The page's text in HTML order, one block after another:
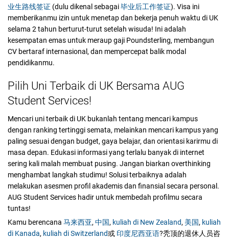
业生路线签证 (dulu dikenal sebagai毕业后工作签证). Visa ini
memberikanmu izin untuk menetap dan bekerja penuh waktu di UK
selama 2 tahun berturut-turut setelah wisuda! Ini adalah
kesempatan emas untuk meraup gaji Poundsterling, membangun
CV bertaraf internasional, dan mempercepat balik modal
pendidikanmu.
Pilih Uni Terbaik di UK Bersama AUG
Student Services!
Mencari uni terbaik di UK bukanlah tentang mencari kampus
dengan ranking tertinggi semata, melainkan mencari kampus yang
paling sesuai dengan budget, gaya belajar, dan orientasi karirmu di
masa depan. Edukasi informasi yang terlalu banyak di internet
sering kali malah membuat pusing. Jangan biarkan overthinking
menghambat langkah studimu! Solusi terbaiknya adalah
melakukan asesmen profil akademis dan finansial secara personal.
AUG Student Services hadir untuk membedah profilmu secara
tuntas!
Kamu berencana 马来西亚, 中国, kuliah di New Zealand, 美国, kuliah
di Kanada, kuliah di Switzerland或 印度尼西亚语?秃顶的退休人员咨